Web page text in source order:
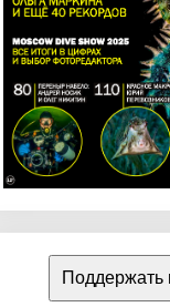
Поддержать